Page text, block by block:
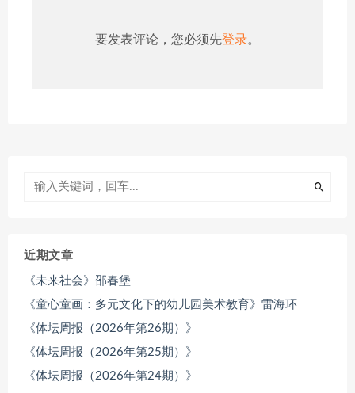
要发表评论，您必须先登录。
近期文章
《未来社会》邵春堡
《童心童画：多元文化下的幼儿园美术教育》雷海环
《体坛周报（2026年第26期）》
《体坛周报（2026年第25期）》
《体坛周报（2026年第24期）》